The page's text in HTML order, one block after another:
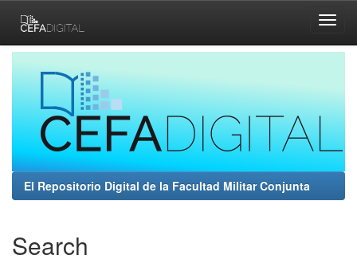
navigation
El Repositorio Digital de la Facultad Militar Conjunta
Search